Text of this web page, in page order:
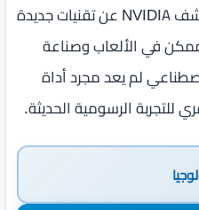
في فعاليات CES 2026، لم تكشف NVIDIA عن تقنيات جديدة
في الألعاب وصناعة
لم يعد مجرد أداة
الرسومية الحديثة.